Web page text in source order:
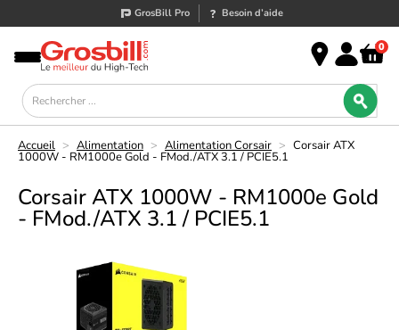
GrosBill Pro Besoin d’aide
0
Accueil > Alimentation > Alimentation Corsair > Corsair ATX
1000W - RM1000e Gold - FMod./ATX 3.1 / PCIE5.1
Corsair ATX 1000W - RM1000e Gold
- FMod./ATX 3.1 / PCIE5.1